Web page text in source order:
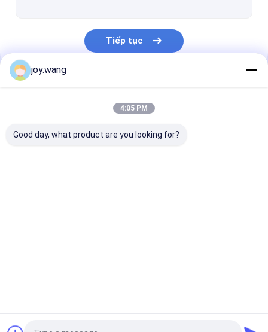
Tiếp tục
Danh Mục Của Chúng Tôi
joy.wang
4:05 PM
Good day, what product are you looking for?